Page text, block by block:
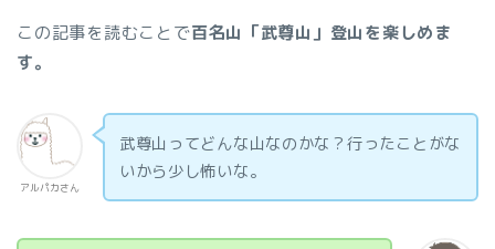
この記事を読むことで百名山「武尊山」登山を楽しめま
す。
アルパカさん
武尊山ってどんな山なのかな？行ったことがな
いから少し怖いな。